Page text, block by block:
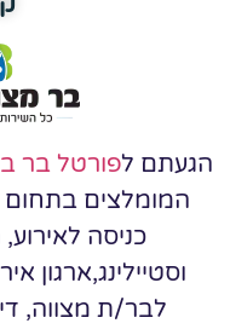
הגעתם לפורטל בר
המומלצים בתחום
כניסה
וסטיילינג,ארגון
לבר/ת מצווה,